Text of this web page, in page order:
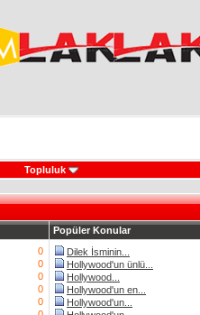
Topluluk
Popüler Konular
0
0
0
0
0
Dilek İsminin...
Hollywood'un ünlü...
Hollywood...
Hollywood'un en...
Hollywood'un...